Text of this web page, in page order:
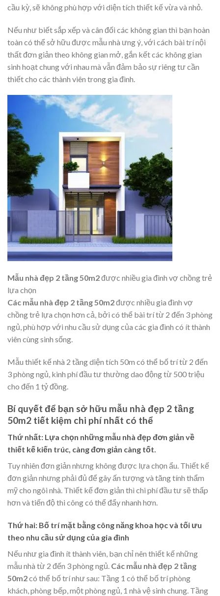
cầu kỳ, sẽ không phù hợp với diện tích thiết kế vừa và nhỏ.
Nếu như biết sắp xếp và cân đối các không gian thì bạn hoàn
toàn có thể sở hữu được mẫu nhà ưng ý, với cách bài trí nội
thất đơn giản theo không gian mở, gắn kết các không gian
sinh hoạt chung với nhau mà vẫn đảm bảo sự riêng tư cần
thiết cho các thành viên trong gia đình.
Mẫu nhà đẹp 2 tầng 50m2được nhiều gia đình vợ chồng trẻ
lựa chọn
Các mẫu nhà đẹp 2 tầng 50m2được nhiều gia đình vợ
chồng trẻ lựa chọn hơn cả, bởi có thể bài trí từ 2 đến 3 phòng
ngủ, phù hợp với nhu cầu sử dụng của các gia đình có ít thành
viên cùng sinh sống.
Mẫu thiết kế nhà 2 tầng diện tích 50m có thể bố trí từ 2 đến
3 phòng ngủ, kinh phí đầu tư thường dao động từ 500 triệu
cho đến 1 tỷ đồng.
Bí quyết để bạn sở hữu mẫu nhà đẹp 2 tầng
50m2 tiết kiệm chi phí nhất có thể
Thứ nhất: Lựa chọn những mẫu nhà đẹp đơn giản về
thiết kế kiến trúc, càng đơn giản càng tốt.
Tuy nhiên đơn giản nhưng không được lựa chọn ẩu. Thiết kế
đơn giản nhưng phải đủ để gây ấn tượng và tăng tính thẩm
mỹ cho ngôi nhà. Thiết kế đơn giản thì chi phí đầu tư sẽ thấp
hơn và tiến độ thi công có thể đẩy nhanh hơn.
Thứ hai: Bố trí mặt bằng công năng khoa học và tối ưu
theo nhu cầu sử dụng của gia đình
Nếu như gia đình ít thành viên, bạn chỉ nên thiết kế những
mẫu nhà từ 2 đến 3 phòng ngủ. Các mẫu nhà đẹp 2 tầng
50m2có thể bố trí như sau: Tầng 1 có thể bố trí phòng
khách, phòng bếp, một phòng ngủ, 1 nhà vệ sinh chung. Tầng